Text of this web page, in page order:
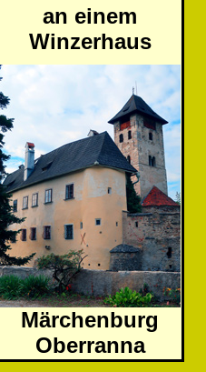
an einem
Winzerhaus
Märchenburg
Oberranna